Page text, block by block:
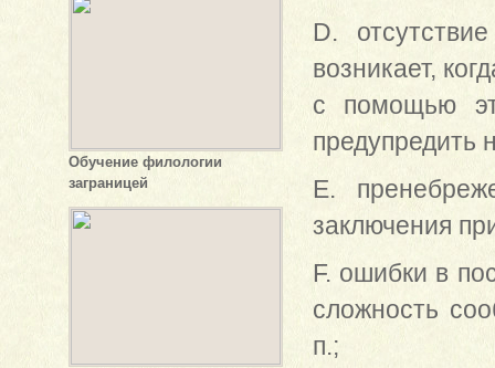
Обучение филологии
заграницей
D.
возникает,
с помощью
предупредить
E.
заключения
F. ошибки в
сложность
п.;